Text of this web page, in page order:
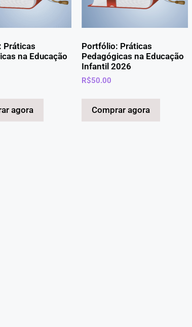
Práticas
na Educação
agora
Portfólio: Práticas
Pedagógicas na Educação
Infantil 2026
R$50.00
Comprar agora